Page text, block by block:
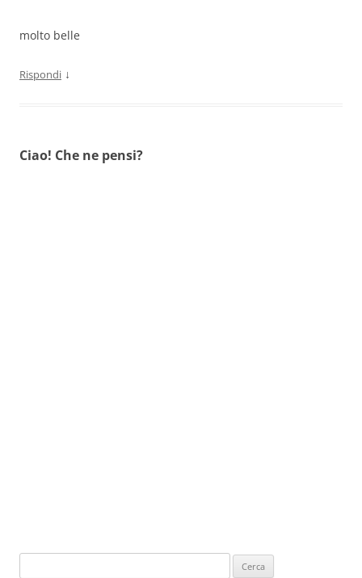
molto belle
Rispondi ↓
Ciao! Che ne pensi?